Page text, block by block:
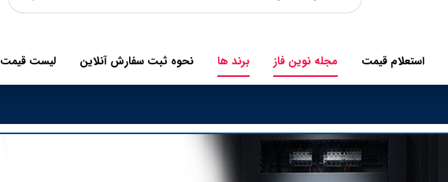
استعلام قیمت مجله نوین فاز برند ها نحوه ثبت سفارش آنلاین لیست قیمت